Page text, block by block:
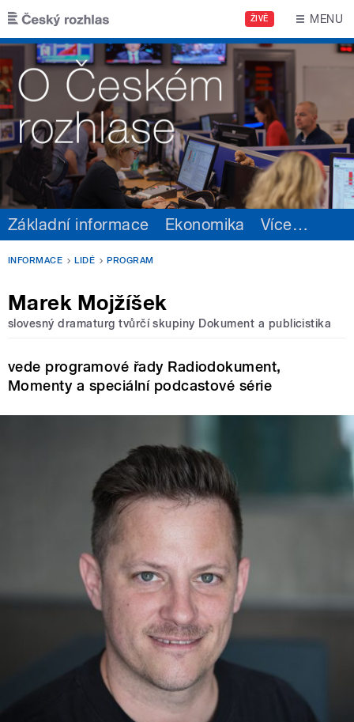
Přejít k hlavnímu obsahu
ŽIVĚ MENU
Základní informace Ekonomika Více…
INFORMACE LIDÉ PROGRAM
Marek Mojžíšek
slovesný dramaturg tvůrčí skupiny Dokument a publicistika
vede programové řady Radiodokument,
Momenty a speciální podcastové série